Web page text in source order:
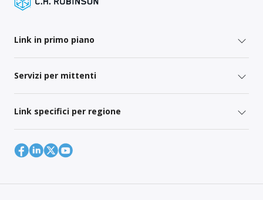
Link in primo piano
Servizi per mittenti
Link specifici per regione